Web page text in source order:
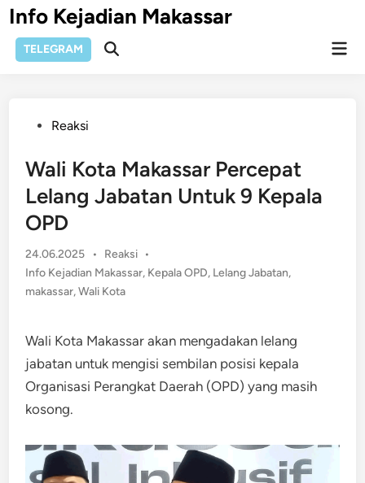
Skip
to
content
Info Kejadian Makassar
TELEGRAM
Open
PostedReaksi
Wali Kota Makassar Percepat
Lelang Jabatan Untuk 9 Kepala
OPD
24.06.2025 •
Posted
in
Reaksi •
Info Kejadian Makassar, Kepala OPD, Lelang Jabatan,
makassar,Wali Kota
Wali Kota Makassar akan mengadakan lelang
jabatan untuk mengisi sembilan posisi kepala
Organisasi Perangkat Daerah (OPD) yang masih
kosong.